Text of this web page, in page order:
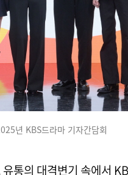
년 KBS드라마 기자간담회
통의 대격변기 속에서